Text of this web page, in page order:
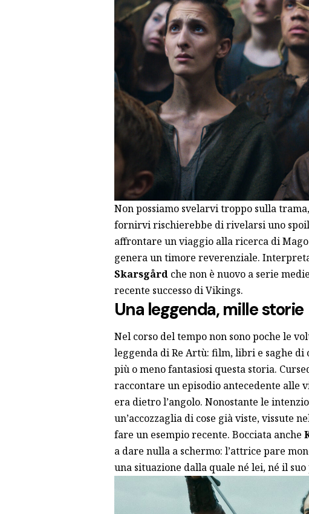
Non possiamo svelarvi troppo sulla
fornirvi rischierebbe di rivelarsi uno
affrontare un viaggio alla ricerca di
genera un timore reverenziale.
Skarsgård che non è nuovo a serie
recente successo di Vikings.
Una leggenda, mille storie
Nel corso del tempo non sono poche le
leggenda di Re Artù: film, libri e saghe
più o meno fantasiosi questa storia.
raccontare un episodio antecedente alle
era dietro l’angolo. Nonostante le
un’accozzaglia di cose già viste, vissute
fare un esempio recente. Bocciata anche
a dare nulla a schermo: l’attrice pare
una situazione dalla quale né lei, né il